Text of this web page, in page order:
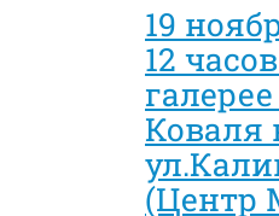
19
12
Коваля
(Центр